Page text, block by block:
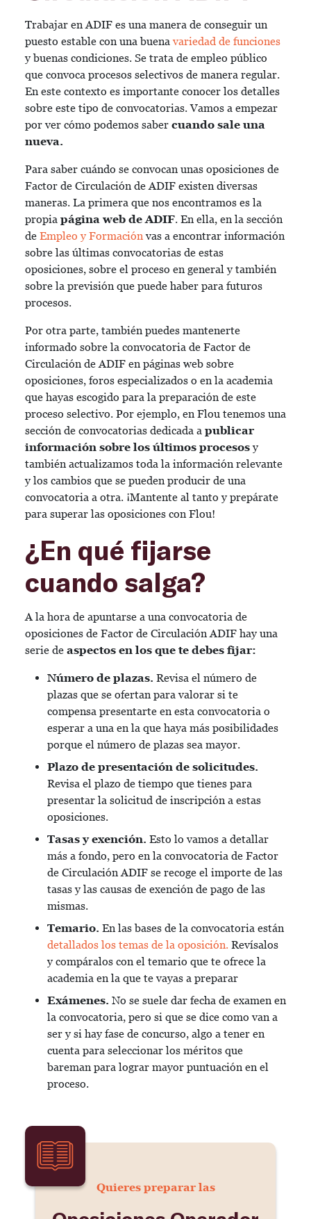
Trabajar en ADIF es una manera de conseguir un
puesto estable con una buenavariedad de funciones
y buenas condiciones. Se trata de empleo público
que convoca procesos selectivos de manera regular.
En este contexto es importante conocer los detalles
sobre este tipo de convocatorias. Vamos a empezar
por ver cómo podemos saber cuando sale una
nueva.
Para saber cuándo se convocan unas oposiciones de
Factor de Circulación de ADIF existen diversas
maneras. La primera que nos encontramos es la
propia página web de ADIF. En ella, en la sección
de Empleo y Formaciónvas a encontrar información
sobre las últimas convocatorias de estas
oposiciones, sobre el proceso en general y también
sobre la previsión que puede haber para futuros
procesos.
Por otra parte, también puedes mantenerte
informado sobre la convocatoria de Factor de
Circulación de ADIF en páginas web sobre
oposiciones, foros especializados o en la academia
que hayas escogido para la preparación de este
proceso selectivo. Por ejemplo, en Flou tenemos una
sección de convocatorias dedicada a publicar
información sobre los últimos procesosy
también actualizamos toda la información relevante
y los cambios que se pueden producir de una
convocatoria a otra. ¡Mantente al tanto y prepárate
para superar las oposiciones con Flou!
¿En qué fijarse
cuando salga?
A la hora de apuntarse a una convocatoria de
oposiciones de Factor de Circulación ADIF hay una
serie de aspectos en los que te debes fijar:
Número de plazas. Revisa el número de
plazas que se ofertan para valorar si te
compensa presentarte en esta convocatoria o
esperar a una en la que haya más posibilidades
porque el número de plazas sea mayor.
Plazo de presentación de solicitudes.
Revisa el plazo de tiempo que tienes para
presentar la solicitud de inscripción a estas
oposiciones.
Tasas y exención. Esto lo vamos a detallar
más a fondo, pero en la convocatoria de Factor
de Circulación ADIF se recoge el importe de las
tasas y las causas de exención de pago de las
mismas.
Temario. En las bases de la convocatoria están
detallados los temas de la oposición. Revísalos
y compáralos con el temario que te ofrece la
academia en la que te vayas a preparar
Exámenes. No se suele dar fecha de examen en
la convocatoria, pero si que se dice como van a
ser y si hay fase de concurso, algo a tener en
cuenta para seleccionar los méritos que
bareman para lograr mayor puntuación en el
proceso.
Quieres preparar las